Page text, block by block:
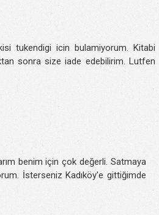
tukendigi icin bulamiyorum. Kitabi
sonra size iade edebilirim. Lutfen
benim için çok değerli. Satmaya
İsterseniz Kadıköy'e gittiğimde